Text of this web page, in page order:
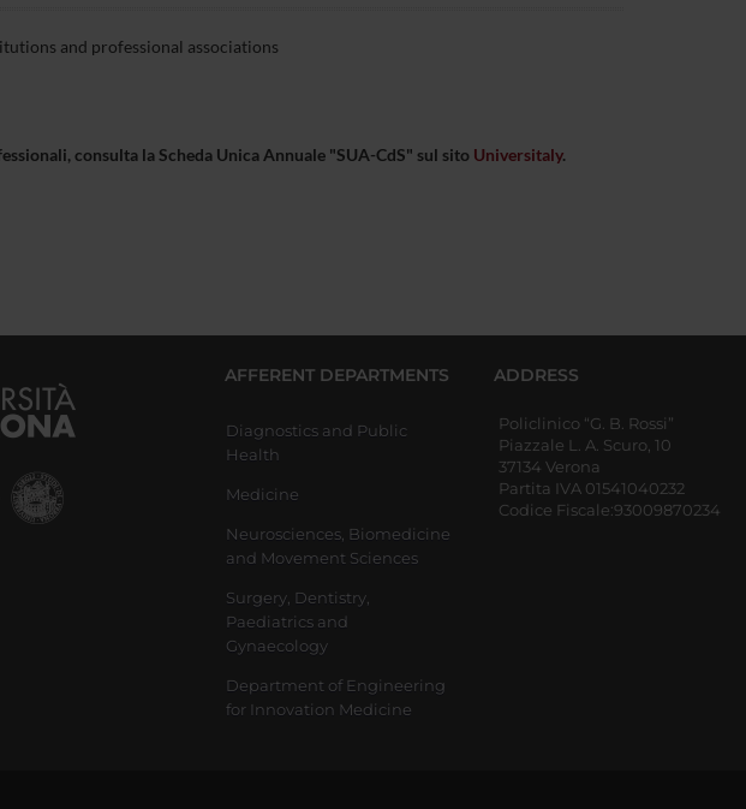
and professional associations
consulta la Scheda Unica Annuale "SUA-CdS" sul sito Universitaly.
AFFERENT DEPARTMENTS
Diagnostics and Public
Health
Medicine
Neurosciences, Biomedicine
and Movement Sciences
Surgery, Dentistry,
Paediatrics and
Gynaecology
Department of Engineering
for Innovation Medicine
ADDRESS
Policlinico “G. B. Rossi”
Piazzale L. A. Scuro, 10
37134 Verona
Partita IVA 01541040232
Codice Fiscale:93009870234